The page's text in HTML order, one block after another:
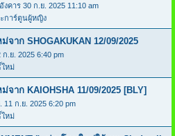
อังคาร 30 ก.ย. 2025 11:10 am
การ์ตูนผู้หญิง
าก SHOGAKUKAN 12/09/2025
ก.ย. 2025 6:40 pm
หม่
าก KAIOHSHA 11/09/2025 [BLY]
11 ก.ย. 2025 6:20 pm
หม่